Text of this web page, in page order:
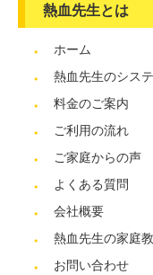
熱血先生とは
ホーム
熱血先生のシス
料金のご案内
ご利用の流れ
ご家庭からの声
よくある質問
会社概要
熱血先生の家庭
お問い合わせ